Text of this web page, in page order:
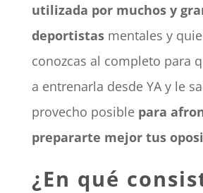
utilizada por muchos y
deportistasmentales y
conozcas al completo para
a entrenarla desde YA y le
provecho posible para
prepararte mejor tus
¿En qué